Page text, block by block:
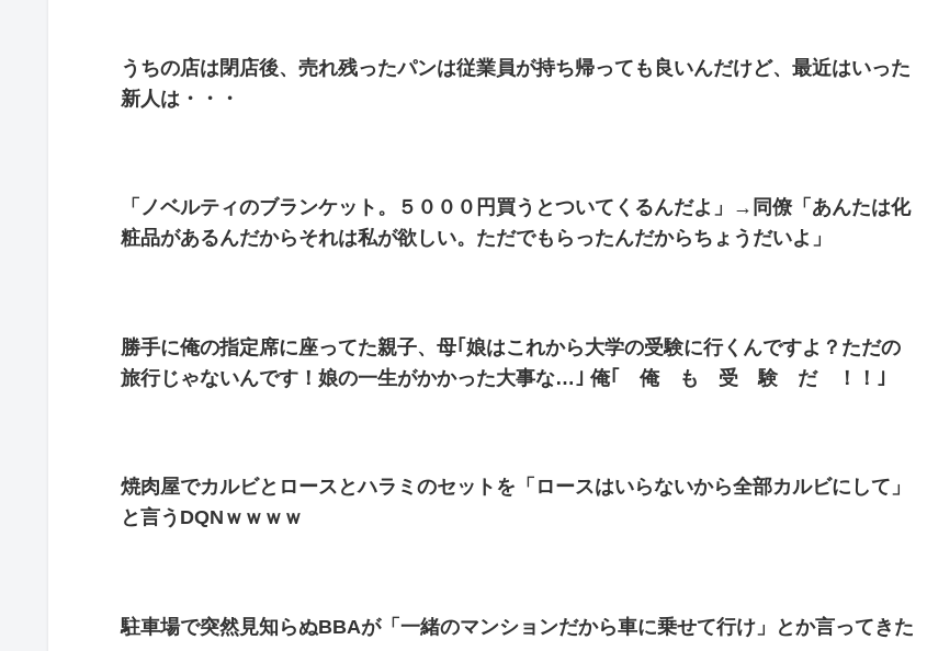
うちの店は閉店後、売れ残ったパンは従業員が持ち帰っても良いんだけど、最近はいった
新人は・・・
「ノベルティのブランケット。５０００円買うとついてくるんだよ」→同僚「あんたは化
粧品があるんだからそれは私が欲しい。ただでもらったんだからちょうだいよ」
勝手に俺の指定席に座ってた親子、母｢娘はこれから大学の受験に行くんですよ？ただの
旅行じゃないんです！娘の一生がかかった大事な…｣ 俺｢ 俺 も 受 験 だ ！！｣
焼肉屋でカルビとロースとハラミのセットを「ロースはいらないから全部カルビにして」
と言うDQNｗｗｗｗ
駐車場で突然見知らぬBBAが「一緒のマンションだから車に乗せて行け」とか言ってきた